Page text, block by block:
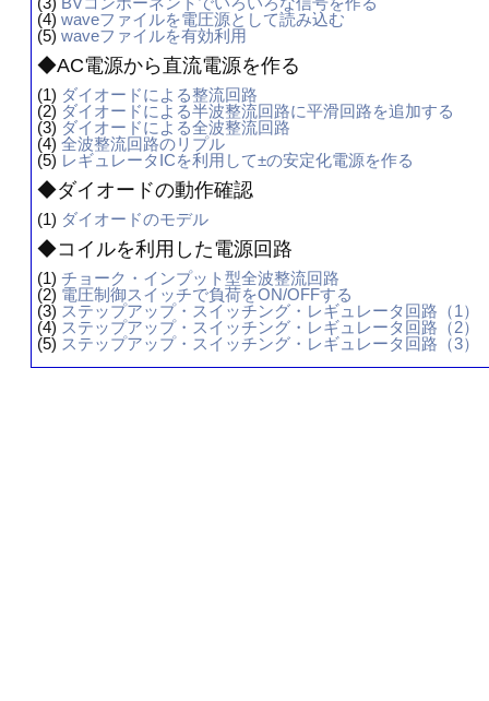
(3) BVコンポーネントでいろいろな信号を作る
(4) waveファイルを電圧源として読み込む
(5) waveファイルを有効利用
◆AC電源から直流電源を作る
(1) ダイオードによる整流回路
(2) ダイオードによる半波整流回路に平滑回路を追加する
(3) ダイオードによる全波整流回路
(4) 全波整流回路のリプル
(5) レギュレータICを利用して±の安定化電源を作る
◆ダイオードの動作確認
(1) ダイオードのモデル
◆コイルを利用した電源回路
(1) チョーク・インプット型全波整流回路
(2) 電圧制御スイッチで負荷をON/OFFする
(3) ステップアップ・スイッチング・レギュレータ回路（1）
(4) ステップアップ・スイッチング・レギュレータ回路（2）
(5) ステップアップ・スイッチング・レギュレータ回路（3）